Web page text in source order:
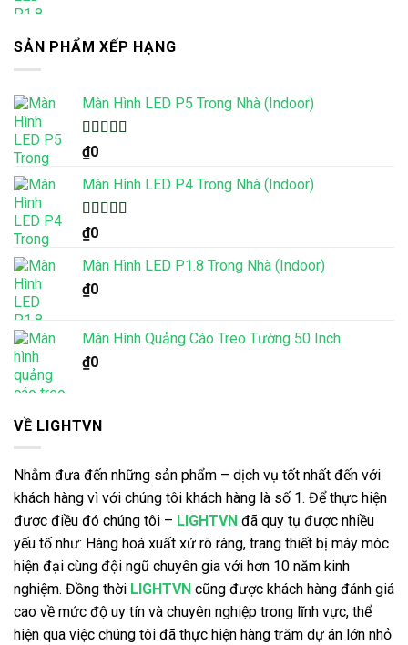
SẢN PHẨM XẾP HẠNG
Màn Hình LED P5 Trong Nhà (Indoor)
Được xếp
hạng
sao
₫0
Màn Hình LED P4 Trong Nhà (Indoor)
Được xếp
hạng
sao
₫0
Màn Hình LED P1.8 Trong Nhà (Indoor)
₫0
Màn Hình Quảng Cáo Treo Tường 50 Inch
₫0
VỀ LIGHTVN
Nhằm đưa đến những sản phẩm – dịch vụ tốt nhất đến với
khách hàng vì với chúng tôi khách hàng là số 1. Để thực hiện
được điều đó chúng tôi – LIGHTVN đã quy tụ được nhiều
yếu tố như: Hàng hoá xuất xứ rõ ràng, trang thiết bị máy móc
hiện đại cùng đội ngũ chuyên gia với hơn 10 năm kinh
nghiệm. Đồng thời LIGHTVN cũng được khách hàng đánh giá
cao về mức độ uy tín và chuyên nghiệp trong lĩnh vực, thể
hiện qua việc chúng tôi đã thực hiện hàng trăm dự án lớn nhỏ